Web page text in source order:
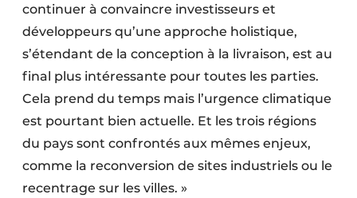
continuer à convaincre investisseurs et
développeurs qu’une approche holistique,
s’étendant de la conception à la livraison, est au
final plus intéressante pour toutes les parties.
Cela prend du temps mais l’urgence climatique
est pourtant bien actuelle. Et les trois régions
du pays sont confrontés aux mêmes enjeux,
comme la reconversion de sites industriels ou le
recentrage sur les villes. »